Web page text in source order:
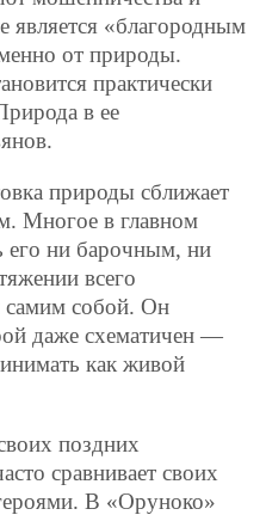
является «благородным
от природы.
практически
в ее
природы сближает
Многое в главном
его ни барочным, ни
всего
самим собой. Он
даже схематичен —
как живой
поздних
сравнивает своих
В «Оруноко»